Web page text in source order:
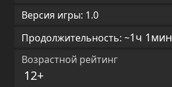
Версия игры: 1.0
Продолжительность: ~1ч 1мин
Возрастной рейтинг
12+